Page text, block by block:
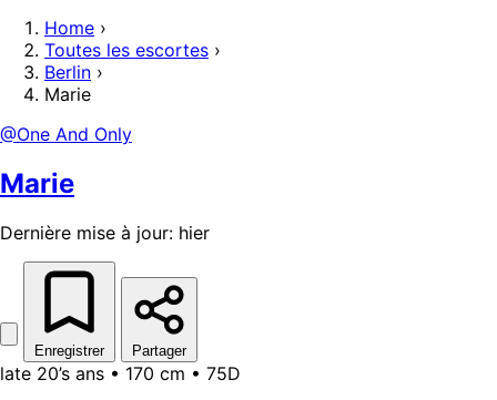
Home ›
Toutes les escortes ›
Berlin ›
Marie
@One And Only
Marie
Dernière mise à jour: hier
Enregistrer Partager
late 20’s ans • 170 cm • 75D